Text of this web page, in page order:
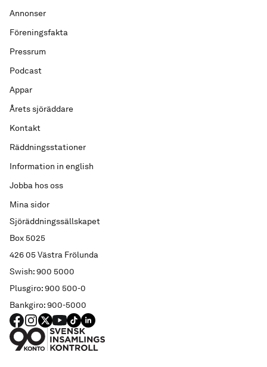
Sjöräddningssällskapet
Box 5025
426 05 Västra Frölunda
Swish: 900 5000
Plusgiro: 900 500-0
Bankgiro: 900-5000
Annonser
Föreningsfakta
Pressrum
Podcast
Appar
Årets sjöräddare
Kontakt
Räddningsstationer
Information in english
Jobba hos oss
Mina sidor
FACEBOOK
Instagram
X YouTube
TIKTOKLINKED IN